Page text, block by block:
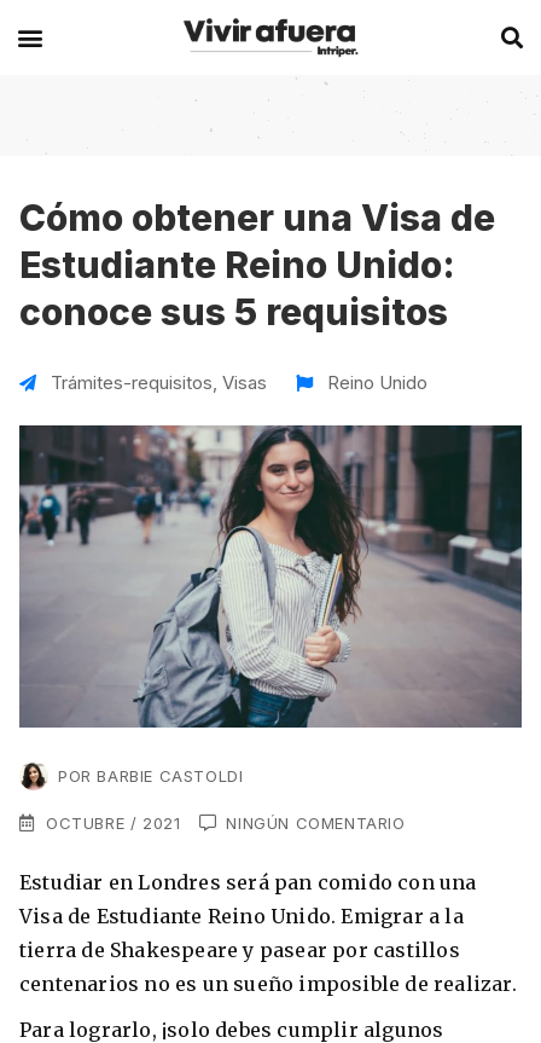
Secciones
Becas
Historias de viajeros
Intercambios
Voluntariados
Work
Working Holidays
Lo último sobre intercambios
Los países que más innovan en el campo
digital
Europa
Alemania
Bélgica
Chipre
Irlanda
Italia
Malta
Reino Unido
China
Corea del Sur
Japón
Oceanía
Australia
Experiencias en el extranjero
Australia
Canadá
España
Nueva Zelanda
VER TODAS LAS EXPERIENCIAS
Síguenos en las redes
newsletter
Recibe toda la info que necesitas para
vivir afuera.
Cómo obtener una Visa de
Estudiante Reino Unido:
conoce sus 5 requisitos
Trámites-requisitos, Visas Reino Unido
POR BARBIE CASTOLDI
OCTUBRE / 2021 NINGÚN COMENTARIO
Estudiar en Londres será pan comido con una
Visa de Estudiante Reino Unido. Emigrar a la
tierra de Shakespeare y pasear por castillos
centenarios no es un sueño imposible de realizar.
Para lograrlo, ¡solo debes cumplir algunos